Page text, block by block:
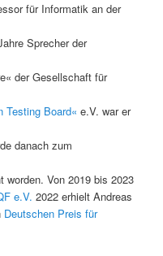
für Informatik an der
Sprecher der
der Gesellschaft für
Testing Board« e.V. war er
danach zum
worden. Von 2019 bis 2023
e.V. 2022 erhielt Andreas
Deutschen Preis für